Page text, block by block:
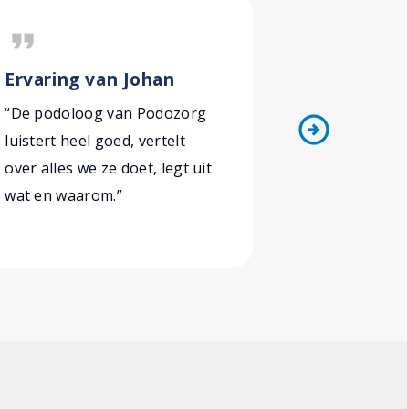
format_quote
Ervaring van Johan
“De podoloog van Podozorg
luistert heel goed, vertelt
over alles we ze doet, legt uit
wat en waarom.”
waar de
arrow_circle_right